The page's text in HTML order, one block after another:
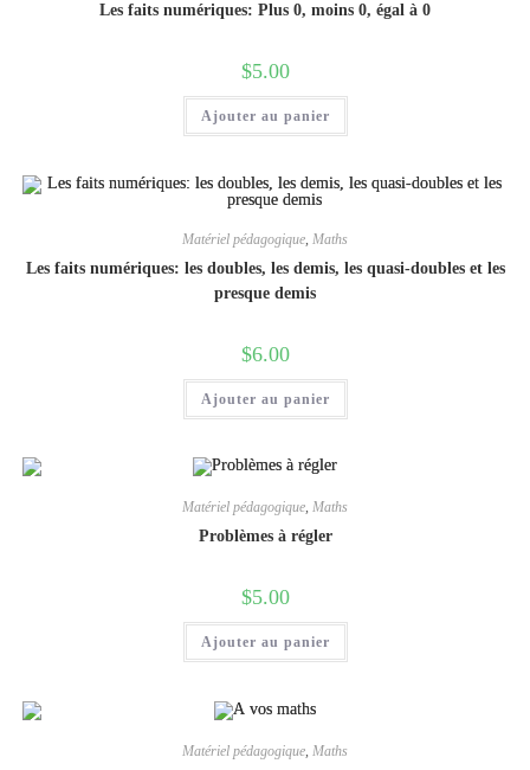
Les faits numériques: Plus 0, moins 0, égal à 0
$5.00
Ajouter au panier
Matériel pédagogique Maths
Les faits numériques: les doubles, les demis, les quasi-doubles et les
presque demis
$6.00
Ajouter au panier
Matériel pédagogique, Maths
Problèmes à régler
$5.00
Ajouter au panier
Matériel pédagogique Maths